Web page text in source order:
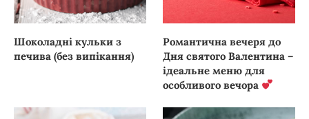
Шоколадні кульки з
печива (без випікання)
Романтична вечеря до
Дня святого Валентина –
ідеальне меню для
особливого вечора